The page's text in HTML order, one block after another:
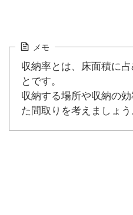
メモ
収納率とは、床面積に
とです。
収納する場所や収納の
た間取りを考えましょう